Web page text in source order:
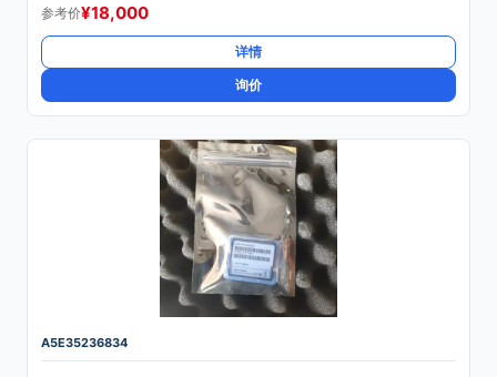
参考价¥18,000
详情
询价
A5E35236834